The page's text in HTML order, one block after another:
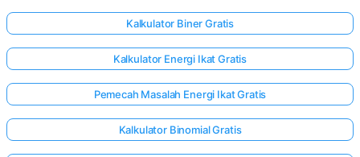
Kalkulator Biner Gratis
Kalkulator Energi Ikat Gratis
Pemecah Masalah Energi Ikat Gratis
Kalkulator Binomial Gratis